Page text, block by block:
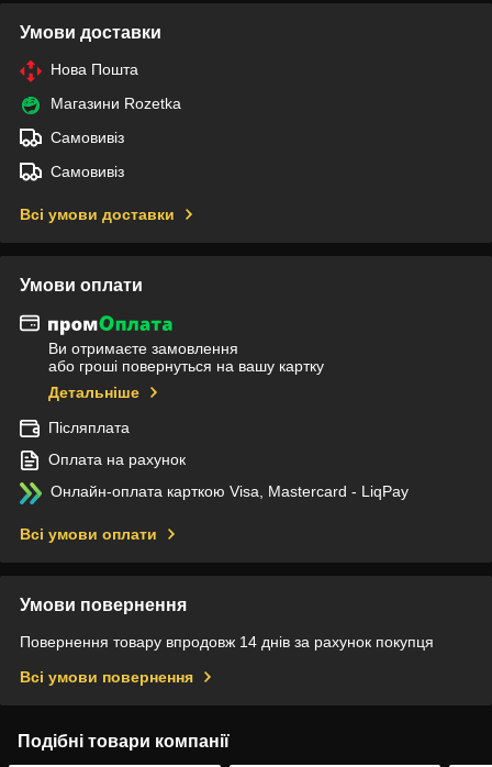
Умови доставки
Нова Пошта
Магазини Rozetka
Самовивіз
Самовивіз
Всі умови доставки
Умови оплати
Ви отримаєте замовлення
або гроші повернуться на вашу картку
Детальніше
Післяплата
Оплата на рахунок
Онлайн-оплата карткою Visa, Mastercard - LiqPay
Всі умови оплати
Умови повернення
Повернення товару впродовж 14 днів за рахунок покупця
Всі умови повернення
Подібні товари компанії